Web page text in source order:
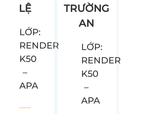
LỆ
LỚP:
RENDER
K50
–
APA
TRƯỜNG
AN
LỚP:
RENDER
K50
–
APA